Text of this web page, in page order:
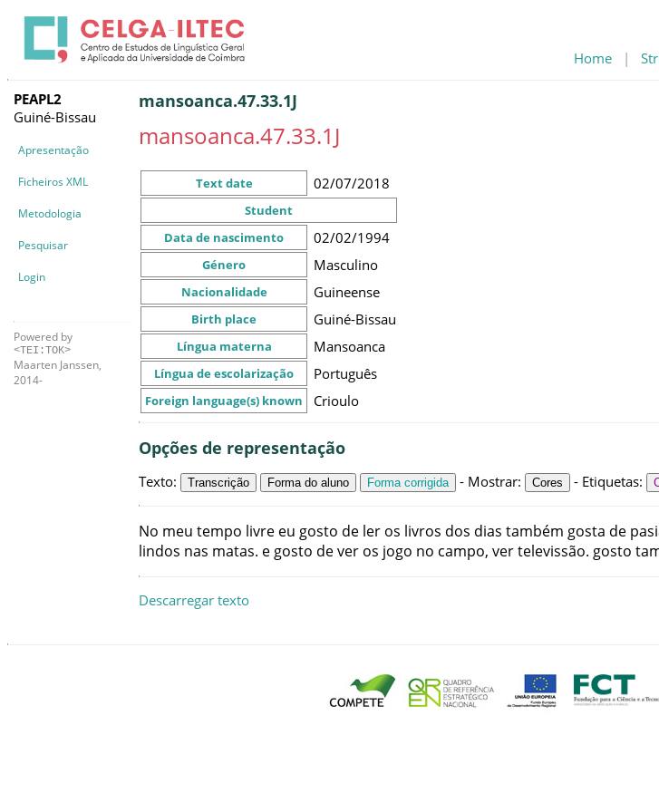
Home |
PEAPL2
Guiné-Bissau
Apresentação
Ficheiros XML
Metodologia
Pesquisar
Login
Powered by
<TEI:TOK>
Maarten Janssen,
2014-
mansoanca.47.33.1J
mansoanca.47.33.1J
Text date 02/07/2018
Student
Data de nascimento
02/02/1994
Género Masculino
Nacionalidade Guineense
Birth place Guiné-Bissau
Língua materna Mansoanca
Língua de escolarização Português
Foreign language(s) known Crioulo
Opções de representação
Texto: Transcrição Forma do aluno Forma corrigida - Mostrar: Cores - Etiquetas:
No meu tempo livre eu gosto de ler os livros dos dias também gosta de
lindos nas matas. e gosto dever os jogo no campo, vertelevissão. gosto
Descarregar texto